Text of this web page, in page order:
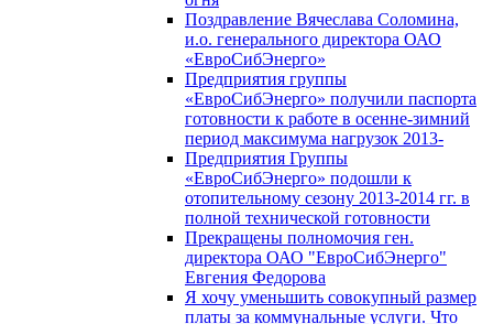
Поздравление Вячеслава Соломина,
и.о. генерального директора ОАО
«ЕвроСибЭнерго»
Предприятия группы
«ЕвроСибЭнерго» получили паспорта
готовности к работе в осенне-зимний
период максимума нагрузок 2013-
Предприятия Группы
«ЕвроСибЭнерго» подошли к
отопительному сезону 2013-2014 гг. в
полной технической готовности
Прекращены полномочия ген.
директора ОАО "ЕвроСибЭнерго"
Евгения Федорова
Я хочу уменьшить совокупный размер
платы за коммунальные услуги. Что